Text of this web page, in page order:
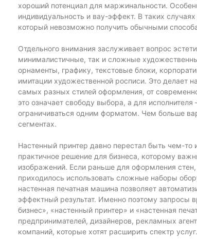
хороший потенциал для маржинальности.
индивидуальность и вау-эффект. В таких
который невозможно получить обычными
Отдельного внимания заслуживает вопрос
минималистичные, так и сложные
орнаменты, графику, текстовые блоки,
имитации художественной росписи. Это делает
самых разных стилей оформления, от
это означает свободу выбора, а для
ограничиваться одним форматом. Чем больше
сегментах.
Настенный принтер давно перестал быть чем-
практичное решение для бизнеса, которому
изображений. Если раньше для оформления
приходилось использовать сложные наборы
настенная печатная машина позволяет
эффектный результат. Именно поэтому запросы
бизнес», «настенный принтер» и «настенная
предпринимателей, дизайнеров, рекламных
компаний, которые хотят расширить спектр услуг.